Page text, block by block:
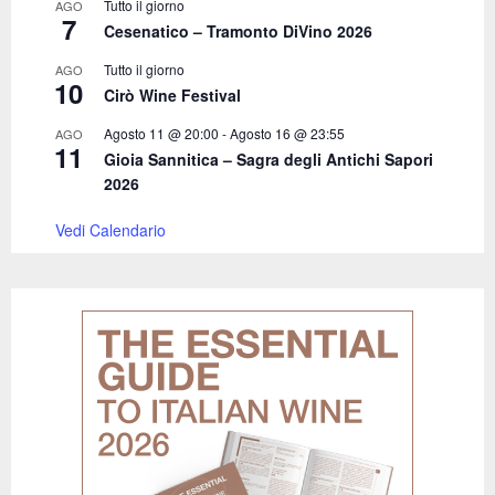
AGO
7
Tutto il giorno
Cesenatico – Tramonto DiVino 2026
AGO
10
Tutto il giorno
Cirò Wine Festival
AGO
11
Agosto 11 @ 20:00 -Agosto 16 @ 23:55
Gioia Sannitica – Sagra degli Antichi Sapori
2026
Vedi Calendario